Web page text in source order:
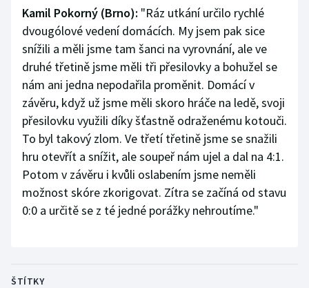
Kamil Pokorný (Brno): "Ráz utkání určilo rychlé
dvougólové vedení domácích. My jsem pak sice
snížili a měli jsme tam šanci na vyrovnání, ale ve
druhé třetině jsme měli tři přesilovky a bohužel se
nám ani jedna nepodařila proměnit. Domácí v
závěru, když už jsme měli skoro hráče na ledě, svoji
přesilovku využili díky šťastně odraženému kotouči.
To byl takový zlom. Ve třetí třetině jsme se snažili
hru otevřít a snížit, ale soupeř nám ujel a dal na 4:1.
Potom v závěru i kvůli oslabením jsme neměli
možnost skóre zkorigovat. Zítra se začíná od stavu
0:0 a určitě se z té jedné porážky nehroutíme."
ŠTÍTKY